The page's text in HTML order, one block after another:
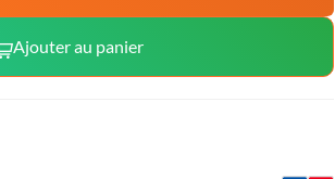
Ajouter au panier